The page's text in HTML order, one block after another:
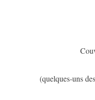
(quelques-uns